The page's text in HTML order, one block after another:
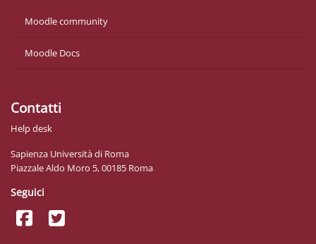
Moodle community
Moodle Docs
Contatti
Help desk
Sapienza Università di Roma
Piazzale Aldo Moro 5, 00185 Roma
Seguici